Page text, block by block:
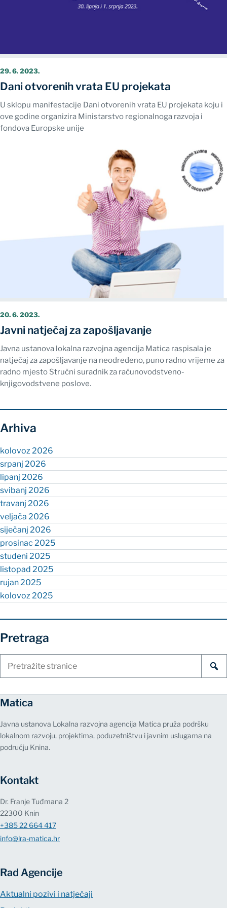
29. 6. 2023.
Dani otvorenih vrata EU projekata
U sklopu manifestacije Dani otvorenih vrata EU projekata koju i
ove godine organizira Ministarstvo regionalnoga razvoja i
fondova Europske unije
20. 6. 2023.
Javni natječaj za zapošljavanje
Javna ustanova lokalna razvojna agencija Matica raspisala je
natječaj za zapošljavanje na neodređeno, puno radno vrijeme za
radno mjesto Stručni suradnik za računovodstveno-
knjigovodstvene poslove.
Arhiva
kolovoz 2026
srpanj 2026
lipanj 2026
svibanj 2026
travanj 2026
veljača 2026
siječanj 2026
prosinac 2025
studeni 2025
listopad 2025
rujan 2025
kolovoz 2025
Pretraga
Matica
Javna ustanova Lokalna razvojna agencija Matica pruža podršku
lokalnom razvoju, projektima, poduzetništvu i javnim uslugama na
području Knina.
Kontakt
Dr. Franje Tuđmana 2
22300 Knin
+385 22 664 417
info@lra-matica.hr
Rad Agencije
Aktualni pozivi i natječaji